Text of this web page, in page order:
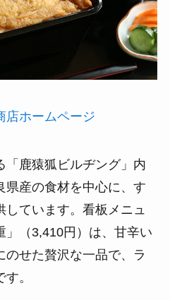
店ホームページ
「鹿猿狐ビルヂング」内
県産の食材を中心に、す
しています。看板メニュ
」（3,410円）は、甘辛い
せた贅沢な一品で、ラ
。